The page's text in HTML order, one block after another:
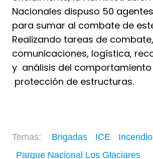
Nacionales dispuso 50
para sumar al combate de
Realizando tareas de combate,
comunicaciones, logística,
y análisis del comportamiento
protección de estructuras.
Brigadas ICE
Parque Nacional Los Glaciares